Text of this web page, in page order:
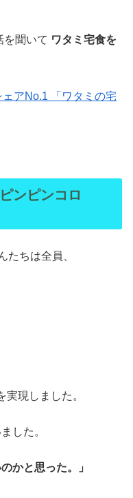
を聞いて ワタミ宅食を
アNo.1 「ワタミの宅
ンピンコロ
たちは全員、
実現しました。
した。
かと思った。」